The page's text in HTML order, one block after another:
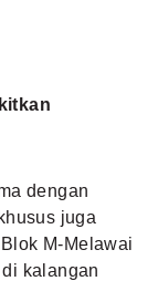
dengan
juga
M-Melawai
kalangan